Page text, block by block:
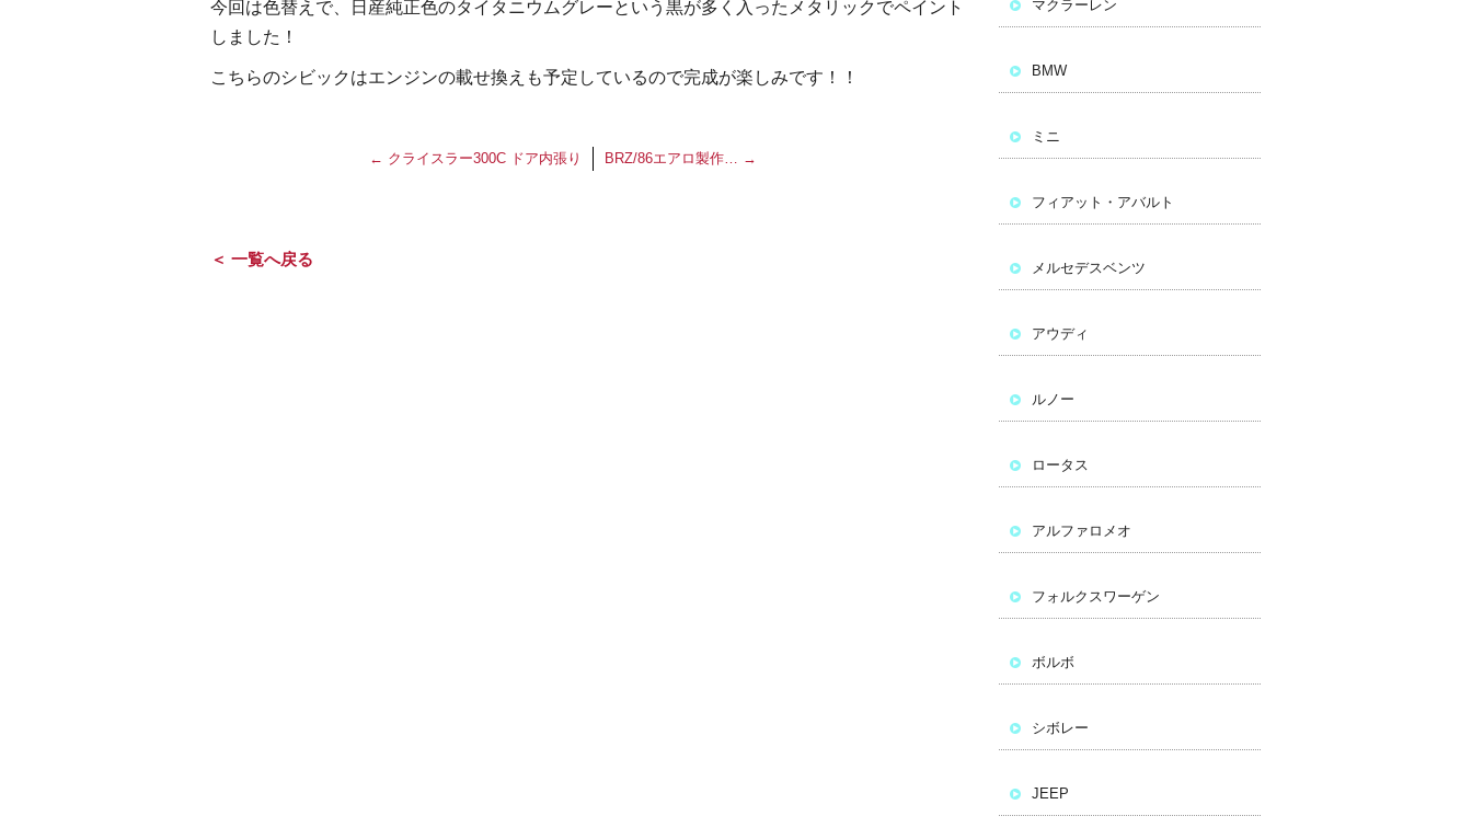
今回は色替えで、日産純正色のタイタニウムグレーという黒が多く入ったメタリックでペイント
しました！
こちらのシビックはエンジンの載せ換えも予定しているので完成が楽しみです！！
← クライスラー300C ドア内張り BRZ/86エアロ製作… →
＜ 一覧へ戻る
マクラーレン
BMW
ミニ
フィアット・アバルト
メルセデスベンツ
アウディ
ルノー
ロータス
アルファロメオ
フォルクスワーゲン
ボルボ
シボレー
JEEP